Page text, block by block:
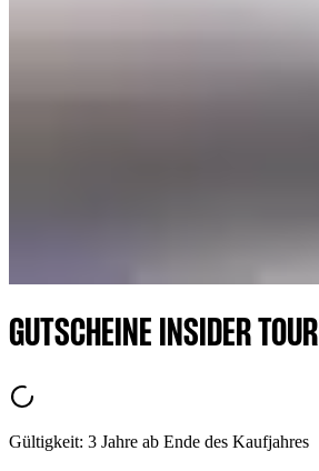
GUTSCHEINE INSIDER TOUR
Gültigkeit: 3 Jahre ab Ende des Kaufjahres